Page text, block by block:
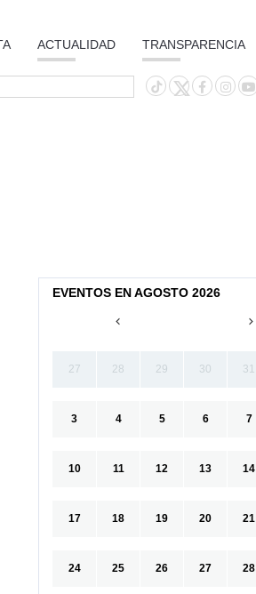
ACTUALIDAD TRANSPARENCIA
EVENTOS EN AGOSTO 2026
27 28 29 30 31
3 4 5 6 7
10 11 12 13 14
17 18 19 20 21
24 25 26 27 28